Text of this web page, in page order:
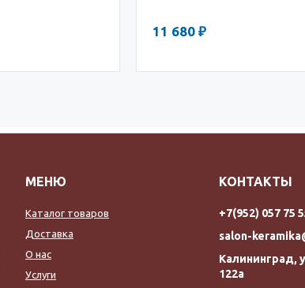
11 680 ₽
МЕНЮ
Каталог товаров
Доставка
О нас
Услуги
КОНТАКТЫ
+7(952) 057 75
salon-
Калининград,
122а